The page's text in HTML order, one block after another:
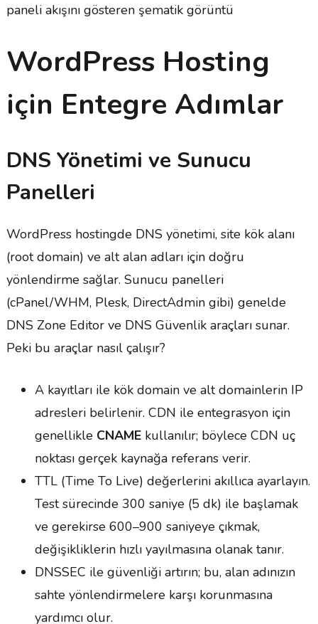
paneli akışını gösteren şematik görüntü
WordPress Hosting
için Entegre Adımlar
DNS Yönetimi ve Sunucu
Panelleri
WordPress hostingde DNS yönetimi, site kök alanı
(root domain) ve alt alan adları için doğru
yönlendirme sağlar. Sunucu panelleri
(cPanel/WHM, Plesk, DirectAdmin gibi) genelde
DNS Zone Editor ve DNS Güvenlik araçları sunar.
Peki bu araçlar nasıl çalışır?
A kayıtları ile kök domain ve alt domainlerin IP
adresleri belirlenir. CDN ile entegrasyon için
genellikle CNAMEkullanılır; böylece CDN uç
noktası gerçek kaynağa referans verir.
TTL (Time To Live) değerlerini akıllıca ayarlayın.
Test sürecinde 300 saniye (5 dk) ile başlamak
ve gerekirse 600–900 saniyeye çıkmak,
değişikliklerin hızlı yayılmasına olanak tanır.
DNSSEC ile güvenliği artırın; bu, alan adınızın
sahte yönlendirmelere karşı korunmasına
yardımcı olur.